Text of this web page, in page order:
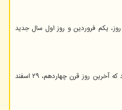
مرکز خورشید از نقطه اعتدال بهاری است. هر زمان که لحظه سال تحویل پس از نیمروز (ساعت ۱۲) باشد، فردای آن روز، یکم فروردین و روز اول سال جدید
به گفته کارشناس نجوم، به طور معمول شروع سال جدید برمبنای مبدا تقویم است ازاین رو نخستین روز از اولین قرن، روز جمعه اول فروردین ماه ۱۳۰۱ بوده است و با محاسبه ای ساده مشخص می شود که آخرین روز قرن چهاردهم، ۲۹ اسفند